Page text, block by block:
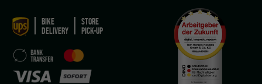
BIKE
DELIVERY
STORE
PICK-UP